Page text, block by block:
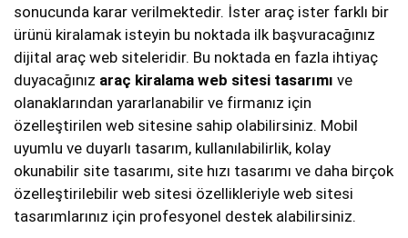
sonucunda karar verilmektedir. İster araç ister farklı bir
ürünü kiralamak isteyin bu noktada ilk başvuracağınız
dijital araç web siteleridir. Bu noktada en fazla ihtiyaç
duyacağınız araç kiralama web sitesi tasarımı ve
olanaklarından yararlanabilir ve firmanız için
özelleştirilen web sitesine sahip olabilirsiniz. Mobil
uyumlu ve duyarlı tasarım, kullanılabilirlik, kolay
okunabilir site tasarımı, site hızı tasarımı ve daha birçok
özelleştirilebilir web sitesi özellikleriyle web sitesi
tasarımlarınız için profesyonel destek alabilirsiniz.